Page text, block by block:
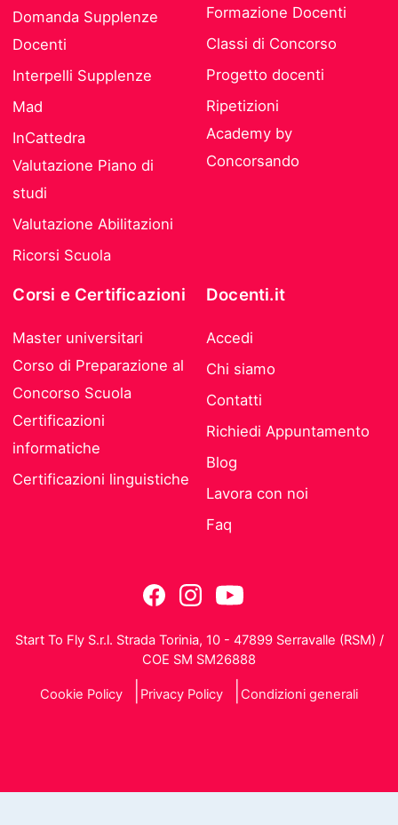
Domanda Supplenze
Docenti
Interpelli Supplenze
Mad
InCattedra
Valutazione Piano di
studi
Valutazione Abilitazioni
Ricorsi Scuola
Formazione Docenti
Classi di Concorso
Progetto docenti
Ripetizioni
Academy by
Concorsando
Corsi e Certificazioni
Master universitari
Corso di Preparazione al
Concorso Scuola
Certificazioni
informatiche
Certificazioni linguistiche
Docenti.it
Accedi
Chi siamo
Contatti
Richiedi Appuntamento
Blog
Lavora con noi
Faq
Start To Fly S.r.l. Strada Torinia, 10 - 47899 Serravalle (RSM) /
COE SM SM26888
Cookie Policy Privacy Policy Condizioni generali